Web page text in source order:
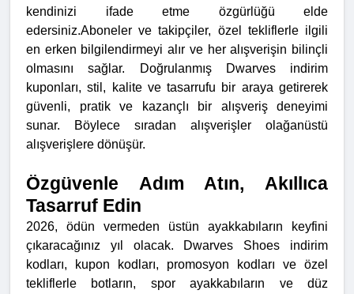
kendinizi ifade etme özgürlüğü elde
edersiniz.Aboneler ve takipçiler, özel tekliflerle ilgili
en erken bilgilendirmeyi alır ve her alışverişin bilinçli
olmasını sağlar. Doğrulanmış Dwarves indirim
kuponları, stil, kalite ve tasarrufu bir araya getirerek
güvenli, pratik ve kazançlı bir alışveriş deneyimi
sunar. Böylece sıradan alışverişler olağanüstü
alışverişlere dönüşür.
Özgüvenle Adım Atın, Akıllıca
Tasarruf Edin
2026, ödün vermeden üstün ayakkabıların keyfini
çıkaracağınız yıl olacak. Dwarves Shoes indirim
kodları, kupon kodları, promosyon kodları ve özel
tekliflerle botların, spor ayakkabıların ve düz